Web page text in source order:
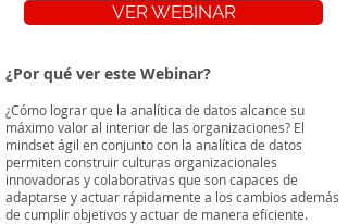
VER WEBINAR
¿Por qué ver este Webinar?
¿Cómo lograr que la analítica de datos alcance su
máximo valor al interior de las organizaciones? El
mindset ágil en conjunto con la analítica de datos
permiten construir culturas organizacionales
innovadoras y colaborativas que son capaces de
adaptarse y actuar rápidamente a los cambios además
de cumplir objetivos y actuar de manera eficiente.